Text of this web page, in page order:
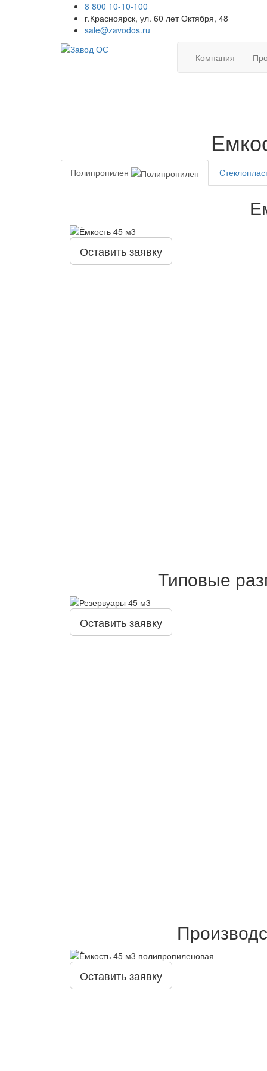
8 800 10-10-100
г.Красноярск, ул. 60 лет Октября, 48
sale@zavodos.ru
Компания
Полипропилен
Оставить заявку
Типовые
Оставить заявку
Оставить заявку